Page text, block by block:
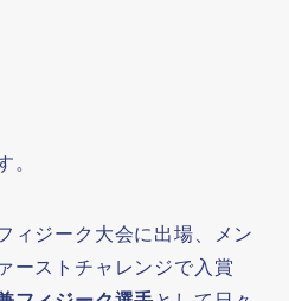
。
ィジーク大会に出場、メン
ーストチャレンジで入賞